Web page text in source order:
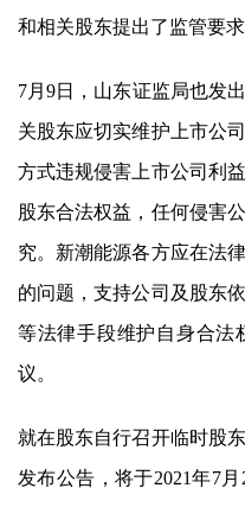
和相关股东提出了监管要求
7月9日，山东证监局也发
关股东应切实维护上市公
方式违规侵害上市公司利
股东合法权益，任何侵害
究。 新潮能源各方应在法
的问题，支持公司及股东
等法律手段维护自身合法
议。
就在股东自行召开临时股
发布公告，将于2021年7